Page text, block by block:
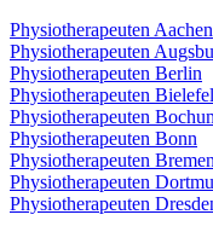
Physiotherapeuten Aachen
Physiotherapeuten
Physiotherapeuten Berlin
Physiotherapeuten
Physiotherapeuten
Physiotherapeuten Bonn
Physiotherapeuten Bremen
Physiotherapeuten
Physiotherapeuten